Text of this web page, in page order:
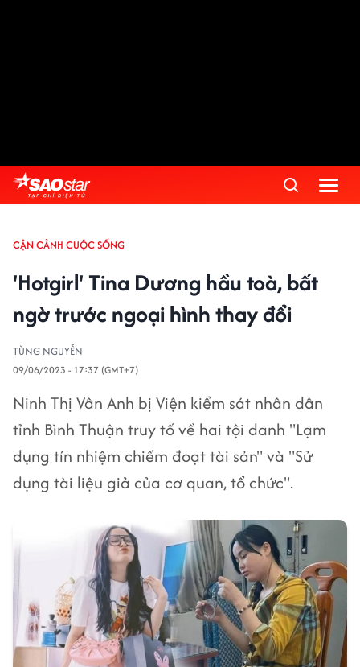
CẬN CẢNH CUỘC SỐNG
'Hotgirl' Tina Dương hầu toà, bất
ngờ trước ngoại hình thay đổi
TÙNG NGUYỄN
09/06/2023 - 17:37 (GMT+7)
Ninh Thị Vân Anh bị Viện kiểm sát nhân dân
tỉnh Bình Thuận truy tố về hai tội danh "Lạm
dụng tín nhiệm chiếm đoạt tài sản" và "Sử
dụng tài liệu giả của cơ quan, tổ chức".